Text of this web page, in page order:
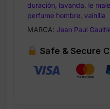
duración lavanda le male
perfume hombre vainilla
MARCA: Jean Paul
Safe & Secure